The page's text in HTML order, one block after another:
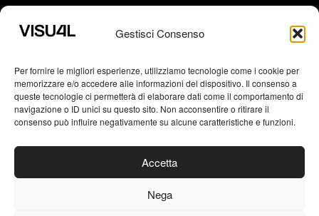
Gestisci Consenso
Per fornire le migliori esperienze, utilizziamo tecnologie come i cookie per
memorizzare e/o accedere alle informazioni del dispositivo. Il consenso a
queste tecnologie ci permetterà di elaborare dati come il comportamento di
navigazione o ID unici su questo sito. Non acconsentire o ritirare il
consenso può influire negativamente su alcune caratteristiche e funzioni.
Accetta
Nega
Brand Identity
Packaging
Editorial Design
Typography
AI Generative Art
VISU4L studio grafico